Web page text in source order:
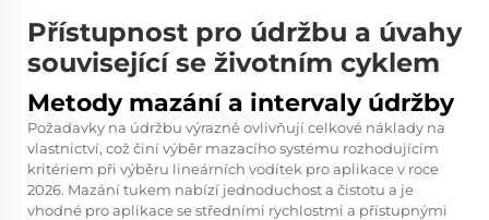
Přístupnost pro údržbu a úvahy
související se životním cyklem
Metody mazání a intervaly údržby
Požadavky na údržbu výrazně ovlivňují celkové náklady na
vlastnictví, což činí výběr mazacího systému rozhodujícím
kritériem při výběru lineárních vodítek pro aplikace v roce
2026. Mazání tukem nabízí jednoduchost a čistotu a je
vhodné pro aplikace se středními rychlostmi a přístupnými